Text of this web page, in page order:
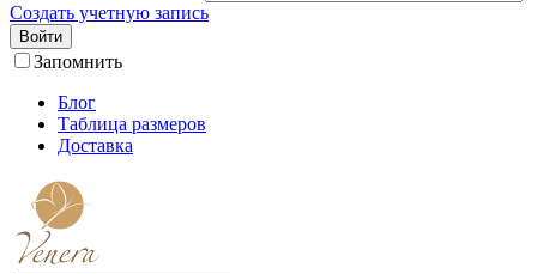
Создать учетную запись
Войти
Запомнить
Блог
Таблица размеров
Доставка